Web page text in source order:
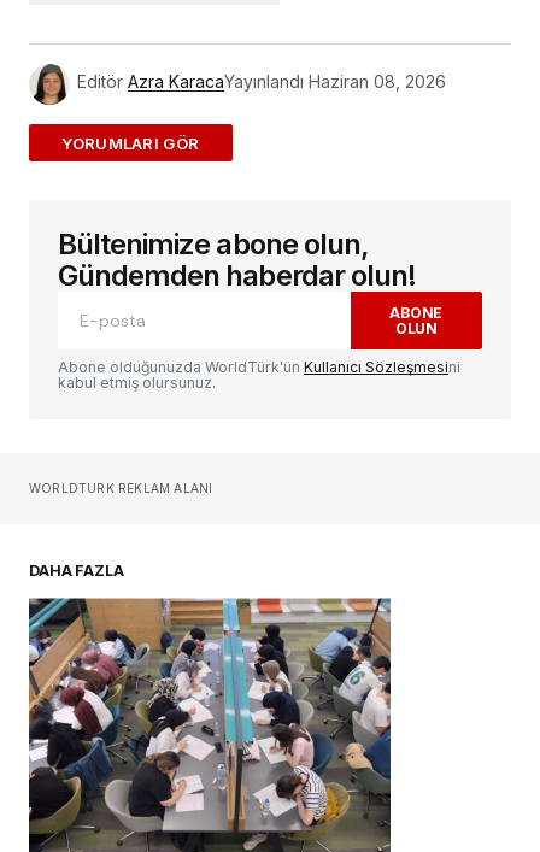
Editör Azra KaracaYayınlandı Haziran 08, 2026
ADD A COMMENT
E-posta adresiniz yayınlanmayacak.
alanlar*ile işaretlenmişlerdir
Yorum
Sizin adınız*
Daha sonraki yorumlarımda kullanılması için
adım, e-posta adresim ve site adresim bu
tarayıcıya kaydedilsin.
YORUM GÖNDER
Bültenimize abone olun,
Gündemden haberdar olun!
ABONE
OLUN
Abone olduğunuzda WorldTürk'ün Kullanıcı Sözleşmesini
kabul etmiş olursunuz.
WORLDTURK REKLAM ALANI
DAHA FAZLA